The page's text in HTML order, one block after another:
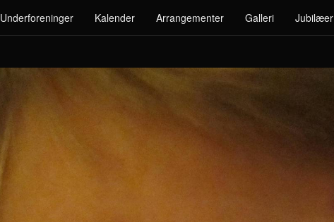
Underforeninger Kalender Arrangementer Galleri Jubilæer